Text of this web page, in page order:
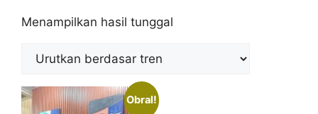
Menampilkan hasil tunggal
Obral!